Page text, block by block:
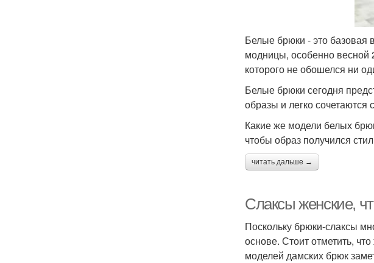
Белые брюки - это
модницы, особенно весной
которого не обошелся ни
Белые брюки сегодня
образы и легко
Какие же модели белых
чтобы образ получился
читать дальше →
Слаксы женские,
Поскольку брюки-слаксы
основе. Стоит отметить,
моделей дамских брюк